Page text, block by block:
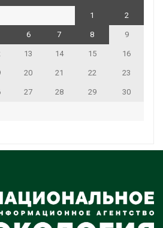
1 2
6 7 8 9
13 14 15 16
20 21 22 23
27 28 29 30